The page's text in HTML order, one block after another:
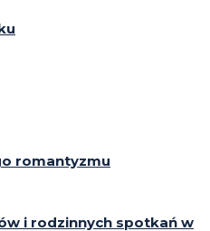
romantyzmu
i rodzinnych spotkań w